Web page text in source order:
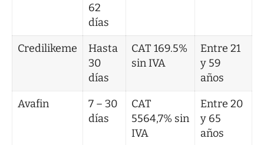
62
días
Credilikeme
Hasta
30
días
CAT 169.5%
sin IVA
Entre 21
y 59
años
Avafin
7 – 30
días
CAT
5564,7% sin
IVA
Entre 20
y 65
años